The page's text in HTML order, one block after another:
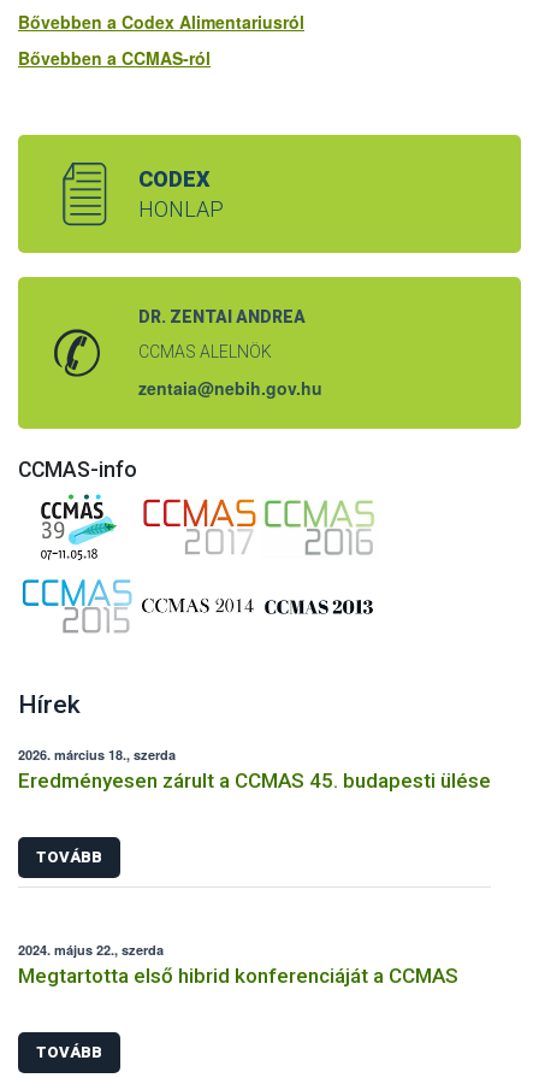
Bővebben a Codex Alimentariusról
Bővebben a CCMAS-ról
CODEX
HONLAP
DR. ZENTAI ANDREA
CCMAS ALELNÖK
zentaia@nebih.gov.hu
CCMAS-info
Hírek
2026. március 18., szerda
Eredményesen zárult a CCMAS 45. budapesti ülése
TOVÁBB
2024. május 22., szerda
Megtartotta első hibrid konferenciáját a CCMAS
TOVÁBB